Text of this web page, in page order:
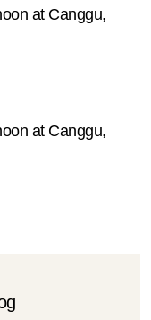
at Canggu,
at Canggu,